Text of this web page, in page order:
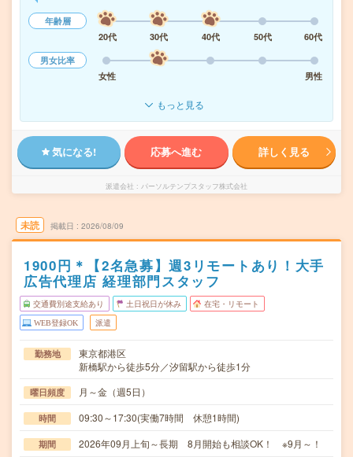
年齢層
20代
30代 40代 50代
60代
男女比率
女性
男性
もっと見る
気になる! 応募へ進む 詳しく見る
派遣会社 パーソルテンプスタッフ株式会社
未読 掲載日 2026/08/09
1900円＊【2名急募】週3リモートあり！大手
広告代理店 経理部門スタッフ
交通費別途支給あり 土日祝日が休み 在宅・リモート
WEB登録OK 派遣
勤務地
東京都港区
新橋駅から徒歩5分／汐留駅から徒歩1分
曜日頻度 月～金（週5日）
時間 09:30～17:30(実働7時間 休憩1時間)
期間 2026年09月上旬～長期 8月開始も相談OK！ ※9月～！